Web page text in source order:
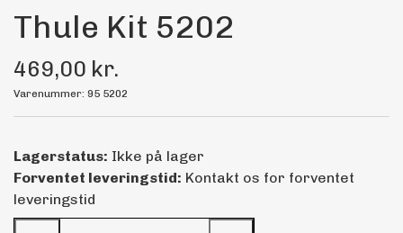
Kemi
Thule Kit 5202
469,00 kr.
Varenummer: 95 5202
Lagerstatus: Ikke på lager
Forventet leveringstid: Kontakt os for forventet
leveringstid